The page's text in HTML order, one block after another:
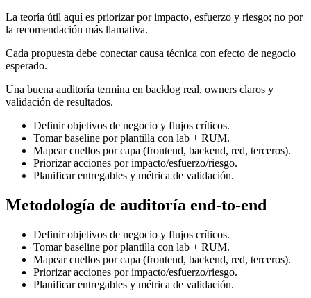
La teoría útil aquí es priorizar por impacto, esfuerzo y riesgo; no por
la recomendación más llamativa.
Cada propuesta debe conectar causa técnica con efecto de negocio
esperado.
Una buena auditoría termina en backlog real, owners claros y
validación de resultados.
Definir objetivos de negocio y flujos críticos.
Tomar baseline por plantilla con lab + RUM.
Mapear cuellos por capa (frontend, backend, red, terceros).
Priorizar acciones por impacto/esfuerzo/riesgo.
Planificar entregables y métrica de validación.
Metodología de auditoría end-to-end
Definir objetivos de negocio y flujos críticos.
Tomar baseline por plantilla con lab + RUM.
Mapear cuellos por capa (frontend, backend, red, terceros).
Priorizar acciones por impacto/esfuerzo/riesgo.
Planificar entregables y métrica de validación.